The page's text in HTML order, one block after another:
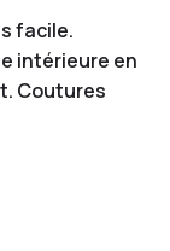
facile.
intérieure en
Coutures